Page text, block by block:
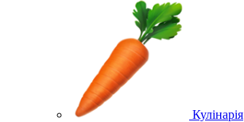
Кулінарія